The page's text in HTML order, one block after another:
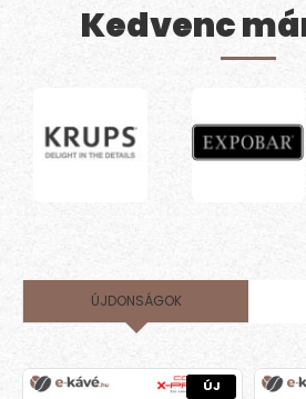
Kedvenc
ÚJDONSÁGOK
ÚJ